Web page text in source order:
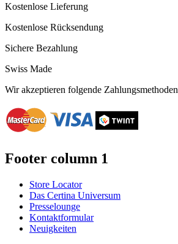
Kostenlose Lieferung
Kostenlose Rücksendung
Sichere Bezahlung
Swiss Made
Wir akzeptieren folgende Zahlungsmethoden
Footer column 1
Store Locator
Das Certina Universum
Presselounge
Kontaktformular
Neuigkeiten